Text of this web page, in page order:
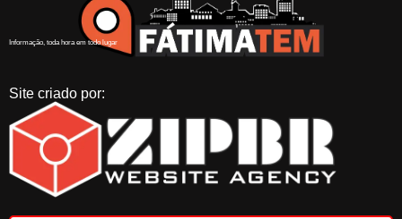
Informação, toda hora em todo lugar
Site criado por: